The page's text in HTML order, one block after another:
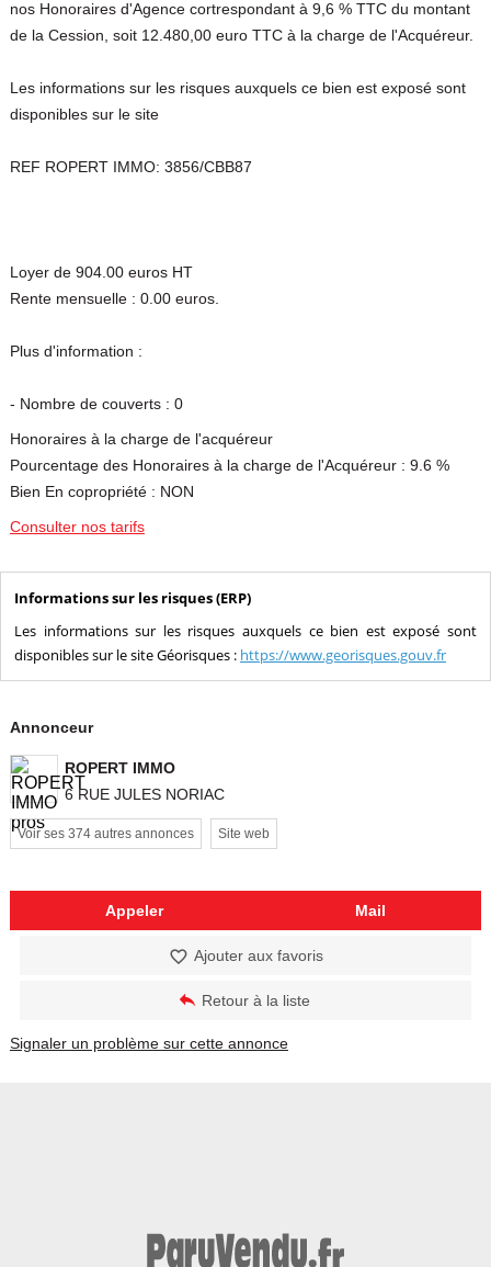
nos Honoraires d'Agence cortrespondant à 9,6 % TTC du montant
de la Cession, soit 12.480,00 euro TTC à la charge de l'Acquéreur.
Les informations sur les risques auxquels ce bien est exposé sont
disponibles sur le site
REF ROPERT IMMO: 3856/CBB87
Loyer de 904.00 euros HT
Rente mensuelle : 0.00 euros.
Plus d'information :
- Nombre de couverts : 0
Honoraires à la charge de l'acquéreur
Pourcentage des Honoraires à la charge de l'Acquéreur : 9.6 %
Bien En copropriété : NON
Consulter nos tarifs
Informations sur les risques (ERP)
Les informations sur les risques auxquels ce bien est exposé sont
disponibles sur le site Géorisques : https://www.georisques.gouv.fr
Annonceur
ROPERT IMMO
6 RUE JULES NORIAC
Voir ses 374 autres annonces Site web
Appeler Mail
Ajouter aux favoris
Retour à la liste
Signaler un problème sur cette annonce